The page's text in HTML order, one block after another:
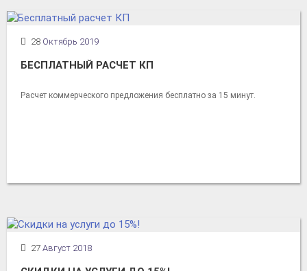
28 Октябрь 2019
БЕСПЛАТНЫЙ РАСЧЕТ КП
Расчет коммерческого предложения бесплатно за 15 минут.
27 Август 2018